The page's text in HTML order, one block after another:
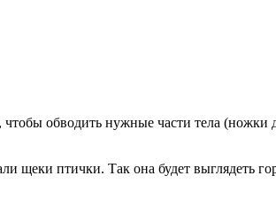
обводить нужные части тела
щеки птички. Так она будет выглядеть